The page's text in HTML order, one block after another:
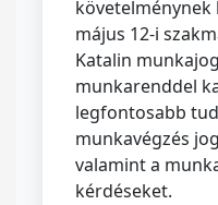
követelménynek
május 12-i
Katalin
munkarenddel
legfontosabb
munkavégzés
valamint a
kérdéseket.